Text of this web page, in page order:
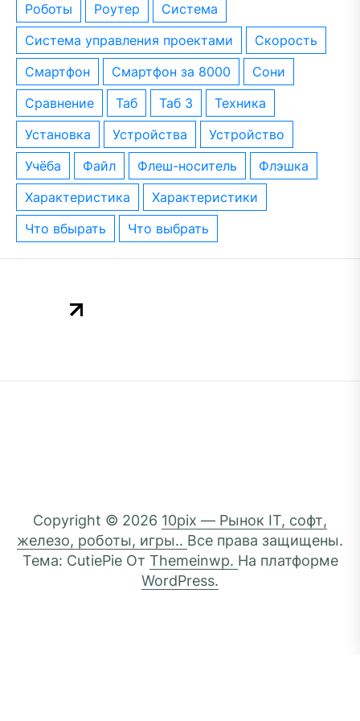
роботы
роутер
система
система управления проектами
скорость
смартфон
смартфон за 8000
сони
сравнение
таб таб 3
техника
установка
устройства
устройство
учёба
файл флеш-носитель
флэшка
характеристика
характеристики
что вбырать
что выбрать
Copyright © 2026 10pix — Рынок IT, софт,
железо, роботы, игры.. Все права защищены.
Тема: CutiePie От Themeinwp. На платформе
WordPress.